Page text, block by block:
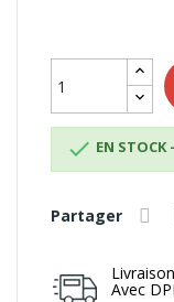
 EN
Partager
Avec